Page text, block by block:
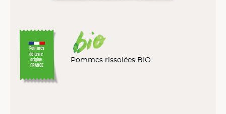
Pommes
de terre
origine
FRANCE
Pommes rissolées BIO